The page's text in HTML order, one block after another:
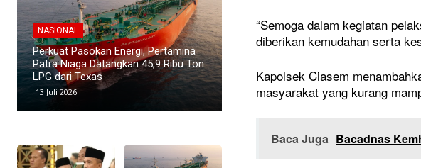
NASIONAL
Direktur Pertamina Patra Niaga
Terima Satyalancana Pembangunan
atas Kontribusi di Sektor Energi
9 Mei 2026
NASIONAL
Kawasan Industri di Timur Jakarta
Investor
8 Mei 2026
“Semoga dalam kegiatan
diberikan kemudahan serta
Kapolsek Ciasem
masyarakat yang kurang
Baca Juga Bacadnas